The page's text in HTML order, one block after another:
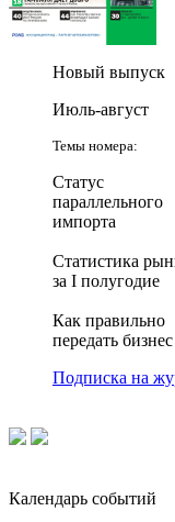
Новый выпуск
Июль-август
Темы номера:
Статус
параллельного
импорта
Статистика
за I полугодие
Как правильно
передать бизнес
Подписка на
Календарь событий